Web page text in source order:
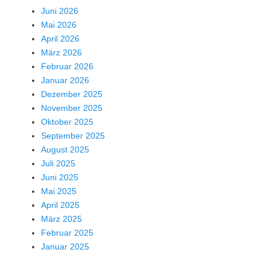
Juni 2026
Mai 2026
April 2026
März 2026
Februar 2026
Januar 2026
Dezember 2025
November 2025
Oktober 2025
September 2025
August 2025
Juli 2025
Juni 2025
Mai 2025
April 2025
März 2025
Februar 2025
Januar 2025